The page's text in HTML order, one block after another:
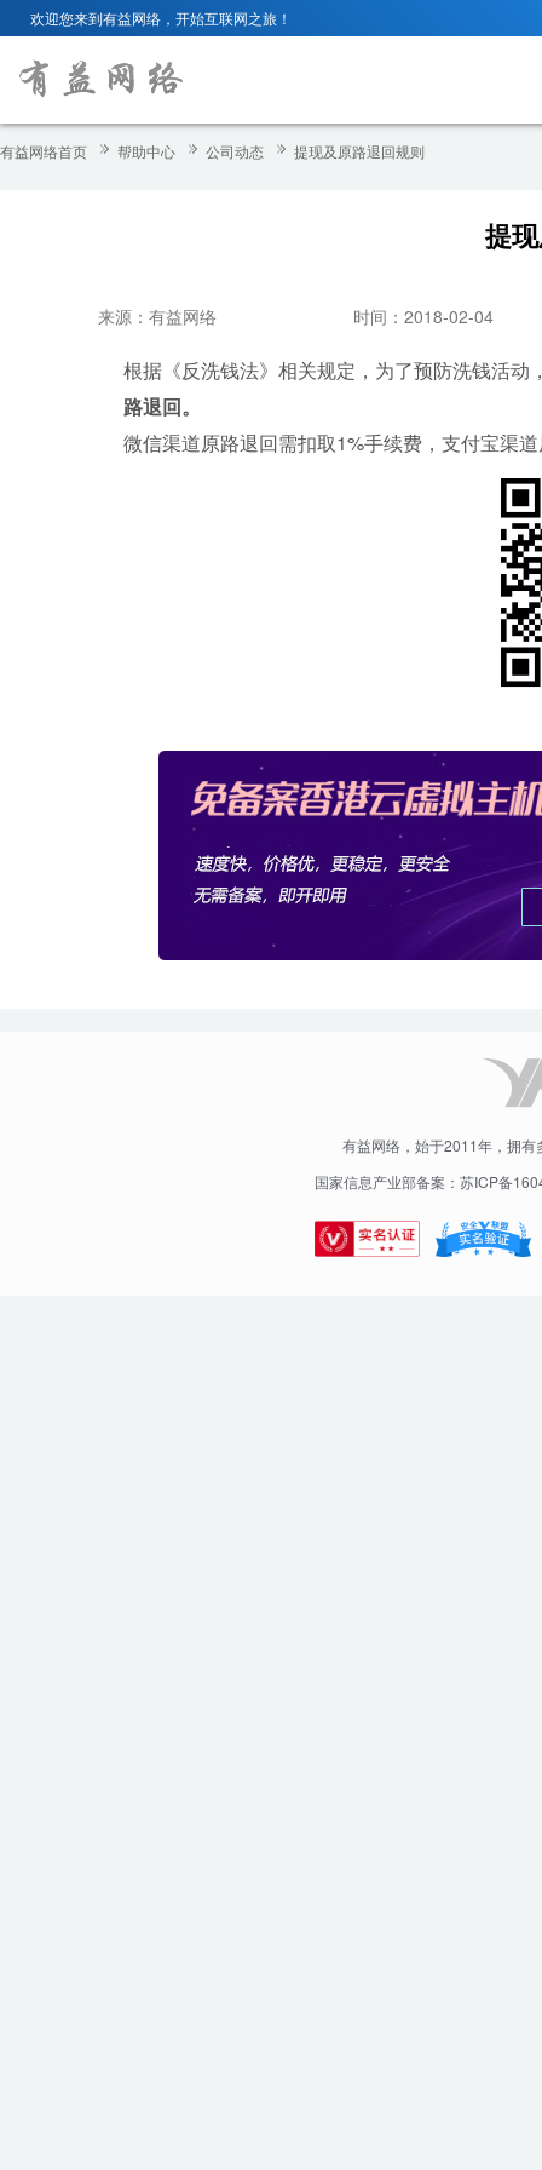
欢迎您来到有益网络，开始互联网之旅！
有益网络首页 帮助中心 公司动态 提现及原路退回规则
提
来源：有益网络 时间：2018-02-04
根据《反洗钱法》相关规定，为了预防洗钱活动
路退回。
微信渠道原路退回需扣取1%手续费，支付宝渠
有益网络，始于2011年，拥
国家信息产业部备案：苏ICP备